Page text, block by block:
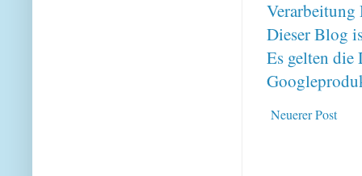
Verarbeitung
Dieser Blog
Es gelten
Neuerer Post